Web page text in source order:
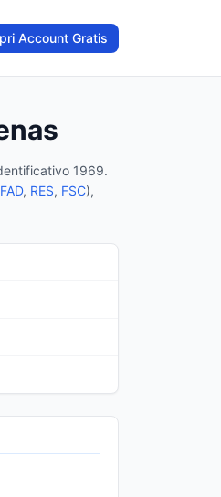
Account Gratis
1969.
FAD, RES, FSC),